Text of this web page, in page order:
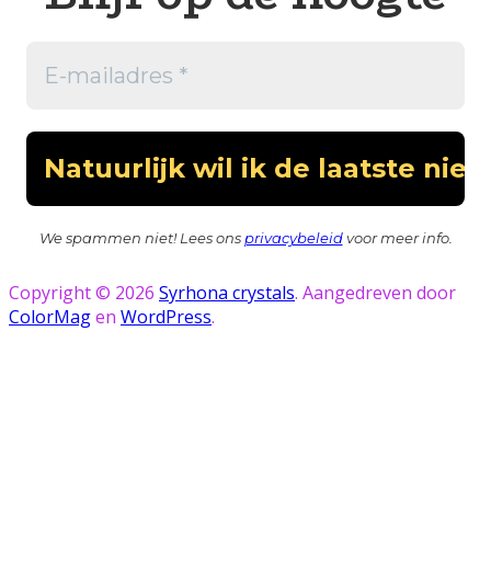
We spammen niet! Lees onsprivacybeleidvoor meer info.
Copyright © 2026 Syrhona crystals. Aangedreven door
ColorMagen WordPress.